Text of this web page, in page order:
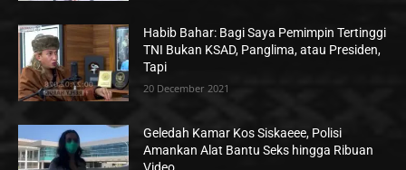
Habib Bahar: Bagi Saya Pemimpin Tertinggi
TNI Bukan KSAD, Panglima, atau Presiden,
Tapi
20 December 2021
Geledah Kamar Kos Siskaeee, Polisi
Amankan Alat Bantu Seks hingga Ribuan